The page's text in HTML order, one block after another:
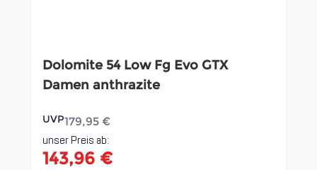
Dolomite 54 Low Fg Evo GTX
Damen anthrazite
UVP179,95 €
unser Preis ab:
143,96 €